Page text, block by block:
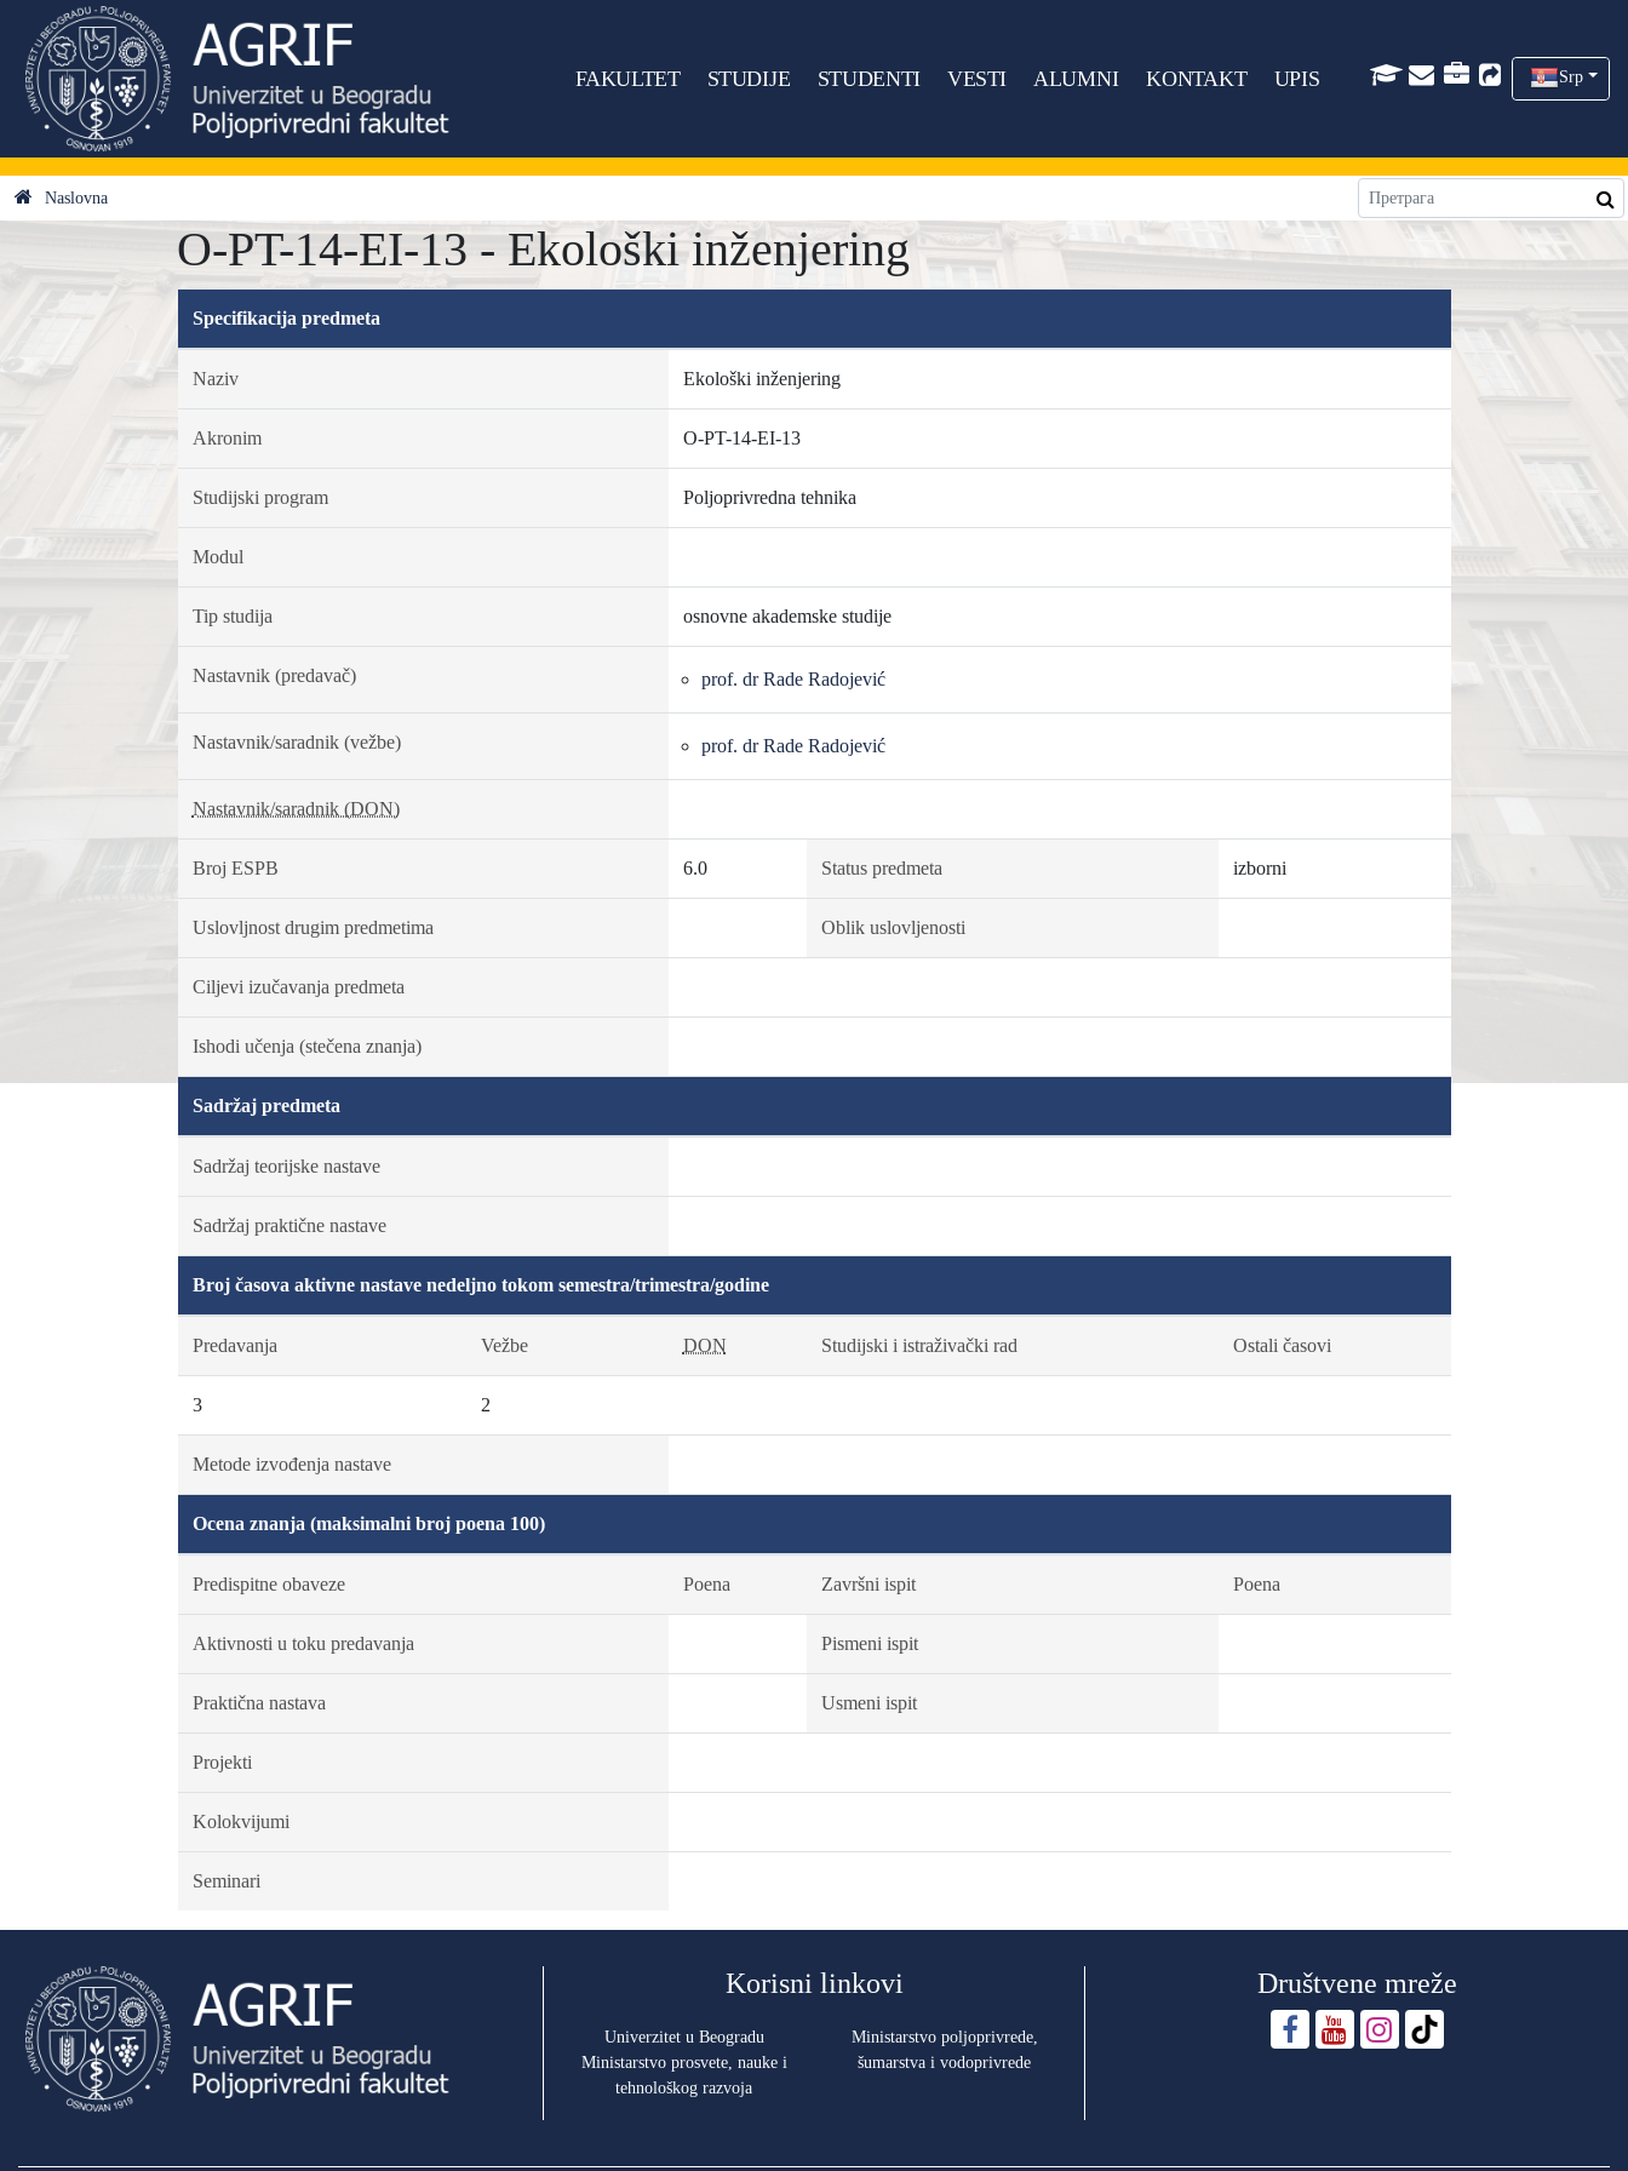
FAKULTET STUDIJE STUDENTI VESTI ALUMNI KONTAKT UPIS Srp
Naslovna
O-PT-14-EI-13 - Ekološki inženjering
Specifikacija predmeta
Naziv Ekološki inženjering
Akronim O-PT-14-EI-13
Studijski program Poljoprivredna tehnika
Modul
Tip studija osnovne akademske studije
Nastavnik (predavač) prof. dr Rade Radojević
Nastavnik/saradnik (vežbe) prof. dr Rade Radojević
Nastavnik/saradnik (DON)
Broj ESPB 6.0 Status predmeta izborni
Uslovljnost drugim predmetima Oblik uslovljenosti
Ciljevi izučavanja predmeta
Ishodi učenja (stečena znanja)
Sadržaj predmeta
Sadržaj teorijske nastave
Sadržaj praktične nastave
Broj časova aktivne nastave nedeljno tokom semestra/trimestra/godine
Predavanja Vežbe DON Studijski i istraživački rad Ostali časovi
3 2
Metode izvođenja nastave
Ocena znanja (maksimalni broj poena 100)
Predispitne obaveze Poena Završni ispit Poena
Aktivnosti u toku predavanja Pismeni ispit
Praktična nastava Usmeni ispit
Projekti
Kolokvijumi
Seminari
Korisni linkovi
Univerzitet u Beogradu
Ministarstvo prosvete, nauke i
tehnološkog razvoja
Ministarstvo poljoprivrede,
šumarstva i vodoprivrede
Društvene mreže